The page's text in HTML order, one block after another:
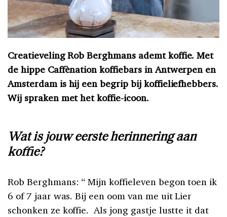
Creatieveling Rob Berghmans ademt koffie. Met
de hippe Caffènation koffiebars in Antwerpen en
Amsterdam is hij een begrip bij koffieliefhebbers.
Wij spraken met het koffie-icoon.
Wat is jouw eerste herinnering aan
koffie?
Rob Berghmans: “ Mijn koffieleven begon toen ik
6 of 7 jaar was. Bij een oom van me uit Lier
schonken ze koffie. Als jong gastje lustte it dat